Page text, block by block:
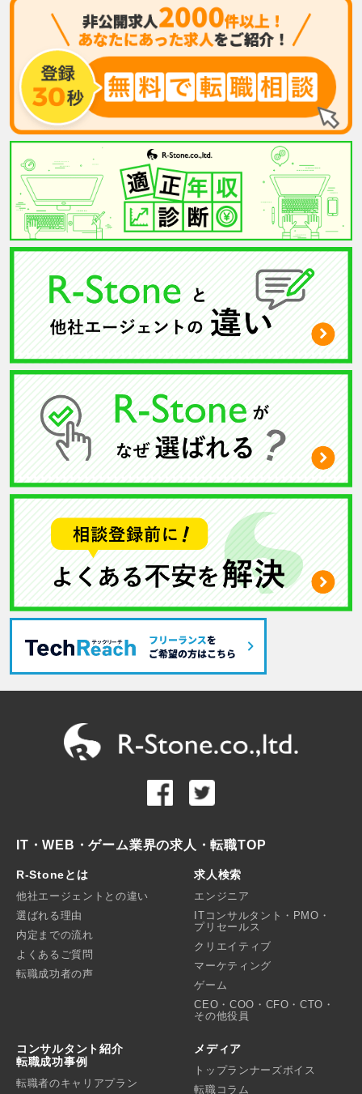
IT・WEB・ゲーム業界の求人・転職TOP
R-Stoneとは
他社エージェントとの違い
選ばれる理由
内定までの流れ
よくあるご質問
転職成功者の声
求人検索
エンジニア
ITコンサルタント・PMO・
プリセールス
クリエイティブ
マーケティング
ゲーム
CEO・COO・CFO・CTO・
その他役員
コンサルタント紹介
転職成功事例
転職者のキャリアプラン
メディア
トップランナーズボイス
転職コラム